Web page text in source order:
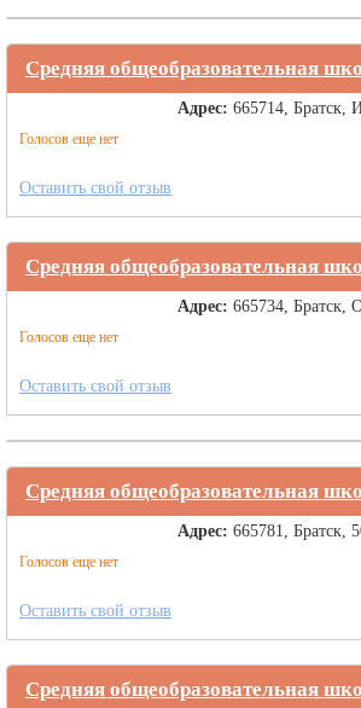
Средняя общеобразовательная
Голосов еще нет
Адрес: 665714, Братск,
Оставить свой отзыв
Средняя общеобразовательная
Голосов еще нет
Адрес: 665734, Братск,
Оставить свой отзыв
Средняя общеобразовательная
Голосов еще нет
Адрес: 665781, Братск,
Оставить свой отзыв
Средняя общеобразовательная